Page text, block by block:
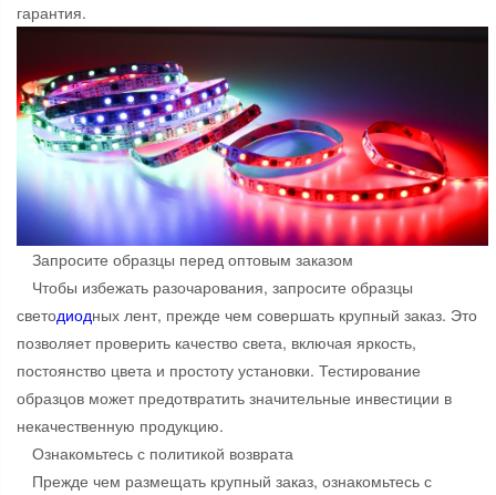
гарантия.
Запросите образцы перед оптовым заказом
Чтобы избежать разочарования, запросите образцы
светодиодных лент, прежде чем совершать крупный заказ. Это
позволяет проверить качество света, включая яркость,
постоянство цвета и простоту установки. Тестирование
образцов может предотвратить значительные инвестиции в
некачественную продукцию.
Ознакомьтесь с политикой возврата
Прежде чем размещать крупный заказ, ознакомьтесь с